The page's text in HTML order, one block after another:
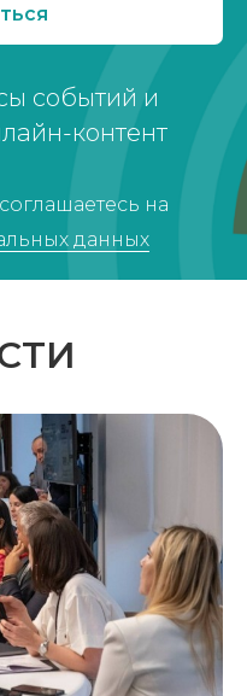
событий и
контент
на
данных